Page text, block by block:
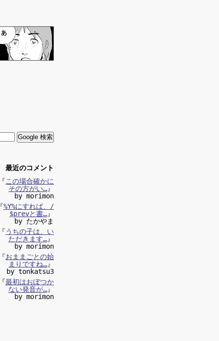
最近のコメント
『この場合確かに
その方がい…』
by morimon
『%Y%にすれば、/
$prevと書…』
by たかやま
『うちの子は、い
ただきます…』
by morimon
『おままごとの始
まりですね…』
by tonkatsu3
『最初はおぼつか
ない発音が…』
by morimon